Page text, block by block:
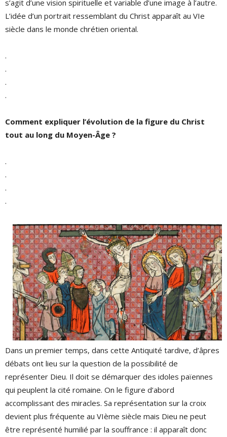
s’agit d’une vision spirituelle et variable d’une image à l’autre.
L’idée d’un portrait ressemblant du Christ apparaît au VIe
siècle dans le monde chrétien oriental.
.
.
.
.
Comment expliquer l’évolution de la figure du Christ
tout au long du Moyen-Âge ?
.
.
.
.
Dans un premier temps, dans cette Antiquité tardive, d’âpres
débats ont lieu sur la question de la possibilité de
représenter Dieu. Il doit se démarquer des idoles païennes
qui peuplent la cité romaine. On le figure d’abord
accomplissant des miracles. Sa représentation sur la croix
devient plus fréquente au VIème siècle mais Dieu ne peut
être représenté humilié par la souffrance : il apparaît donc